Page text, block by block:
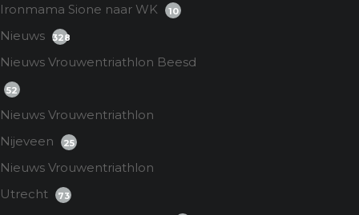
Ironmama Sione naar WK 10
Nieuws 328
Nieuws Vrouwentriathlon Beesd
52
Nieuws Vrouwentriathlon
Nijeveen
25
Nieuws Vrouwentriathlon
Utrecht
73